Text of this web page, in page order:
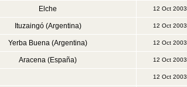
Elche 12 Oct 2003
Ituzaingó (Argentina) 12 Oct 2003
Yerba Buena (Argentina) 12 Oct 2003
Aracena (España) 12 Oct 2003
12 Oct 2003